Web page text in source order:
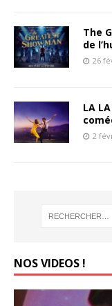
The
de
26
LA
2
NOS VIDEOS !